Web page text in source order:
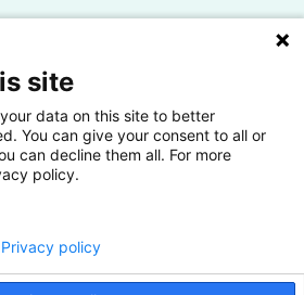
van het HBO
site
data on this site to better
You can give your consent to all or
can decline them all. For more
policy.
Privacy policy